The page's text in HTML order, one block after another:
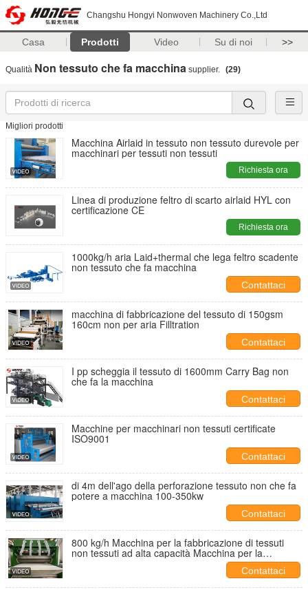
Changshu Hongyi Nonwoven Machinery Co.,Ltd
Casa Prodotti Video Su di noi >>
Qualità Non tessuto che fa macchina supplier. (29)
Migliori prodotti
Macchina Airlaid in tessuto non tessuto durevole per
macchinari per tessuti non tessuti
Richiesta ora
Linea di produzione feltro di scarto airlaid HYL con
certificazione CE
Richiesta ora
1000kg/h aria Laid+thermal che lega feltro scadente
non tessuto che fa macchina
Contattaci
macchina di fabbricazione del tessuto di 150gsm
160cm non per aria Filltration
Contattaci
I pp scheggia il tessuto di 1600mm Carry Bag non
che fa la macchina
Contattaci
Macchine per macchinari non tessuti certificate
ISO9001
Contattaci
di 4m dell'ago della perforazione tessuto non che fa
potere a macchina 100-350kw
Contattaci
800 kg/h Macchina per la fabbricazione di tessuti
non tessuti ad alta capacità Macchina per la
Contattaci